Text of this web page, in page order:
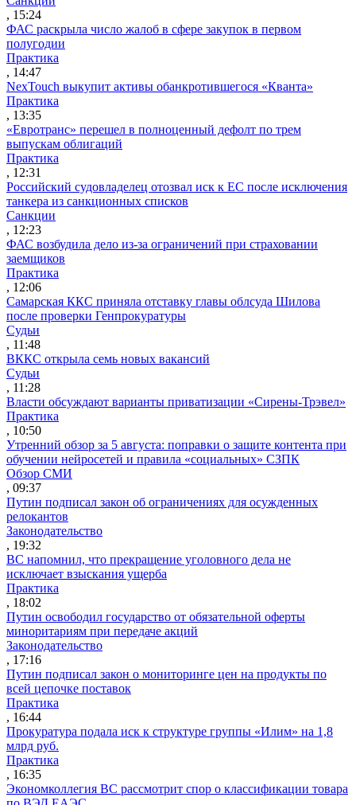
, 15:24
ФАС раскрыла число жалоб в сфере закупок в первом
полугодии
Практика
, 14:47
NexTouch выкупит активы обанкротившегося «Кванта»
Практика
, 13:35
«Евротранс» перешел в полноценный дефолт по трем
выпускам облигаций
Практика
, 12:31
Российский судовладелец отозвал иск к ЕС после исключения
танкера из санкционных списков
Санкции
, 12:23
ФАС возбудила дело из-за ограничений при страховании
заемщиков
Практика
, 12:06
Самарская ККС приняла отставку главы облсуда Шилова
после проверки Генпрокуратуры
Судьи
, 11:48
ВККС открыла семь новых вакансий
Судьи
, 11:28
Власти обсуждают варианты приватизации «Сирены-Трэвел»
Практика
, 10:50
Утренний обзор за 5 августа: поправки о защите контента при
обучении нейросетей и правила «социальных» СЗПК
Обзор СМИ
, 09:37
Путин подписал закон об ограничениях для осужденных
релокантов
Законодательство
, 19:32
ВС напомнил, что прекращение уголовного дела не
исключает взыскания ущерба
Практика
, 18:02
Путин освободил государство от обязательной оферты
миноритариям при передаче акций
Законодательство
, 17:16
Путин подписал закон о мониторинге цен на продукты по
всей цепочке поставок
Практика
, 16:44
Прокуратура подала иск к структуре группы «Илим» на 1,8
млрд руб.
Практика
, 16:35
Экономколлегия ВС рассмотрит спор о классификации товара